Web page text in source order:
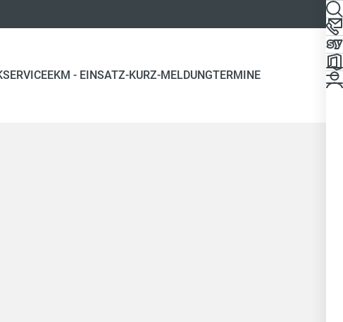
SERVICEEKM - EINSATZ-KURZ-MELDUNGTERMINE